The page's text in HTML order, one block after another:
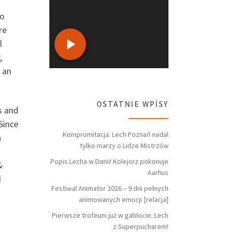
and
OSTATNIE WPISY
Kompromitacja. Lech Poznań nadal
tylko marzy o Lidze Mistrzów
Popis Lecha w Danii! Kolejorz pokonuje
Aarhus
Festiwal Animator 2026 – 9 dni pełnych
animowanych emocji [relacja]
Pierwsze trofeum już w gablocie. Lech
z Superpucharem!